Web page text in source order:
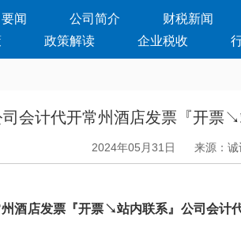
闻 公司简介
财税新闻
政策解读 企业税收
司会计代开常州酒店发票『开票
2024年05月31日 来源：
酒店发票『开票↘站内联系』公司会计